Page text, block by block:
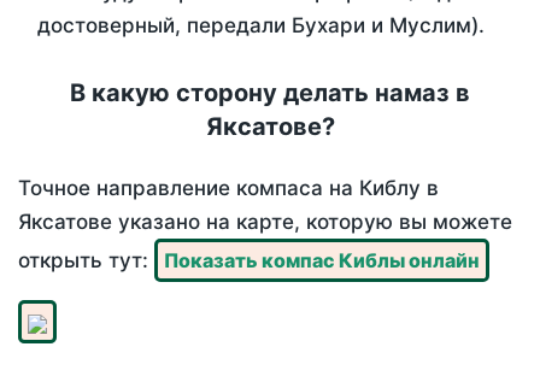
достоверный, передали Бухари и Муслим).
В какую сторону делать намаз в
Яксатове?
Точное направление компаса на Киблу в
Яксатове указано на карте, которую вы можете
открыть тут:
Показать компас Киблы онлайн